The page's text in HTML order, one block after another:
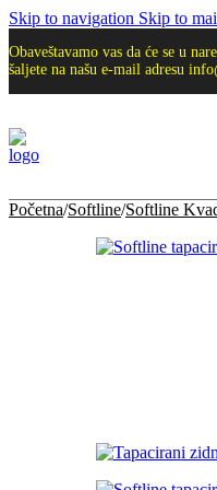
Skip to navigation Skip to
Obaveštavamo vas da će se u
šaljete na našu e-mail adresu
Početna/Softline/Softline